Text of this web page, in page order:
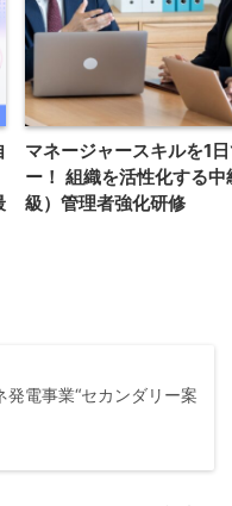
マネージャースキルを1
ー！ 組織を活性化する中
級）管理者強化研修
発電事業“セカンダリー案